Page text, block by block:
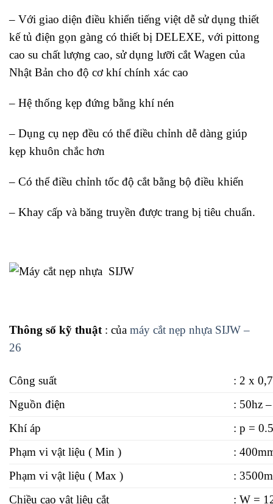
– Với giao diện điều khiển tiếng việt dễ sử dụng thiết
kế tủ điện gọn gàng có thiết bị DELEXE, với pittong
cao su chất lượng cao, sử dụng lưỡi cắt Wagen của
Nhật Bản cho độ cơ khí chính xác cao
– Hệ thống kẹp đứng bằng khí nén
– Dụng cụ nẹp đều có thể điều chỉnh dễ dàng giúp
kẹp khuôn chắc hơn
– Có thể điều chỉnh tốc độ cắt bằng bộ điều khiển
– Khay cấp và băng truyền được trang bị tiêu chuẩn.
Thông số kỹ thuật : của máy cắt nẹp nhựa SIJW –
26
Công suất
: 2 x
Nguồn điện
: 50hz
Khí áp
: p =
Phạm vi vật liệu ( Min )
:
Phạm vi vật liệu ( Max )
:
Chiều cao vật liệu cắt
: W =